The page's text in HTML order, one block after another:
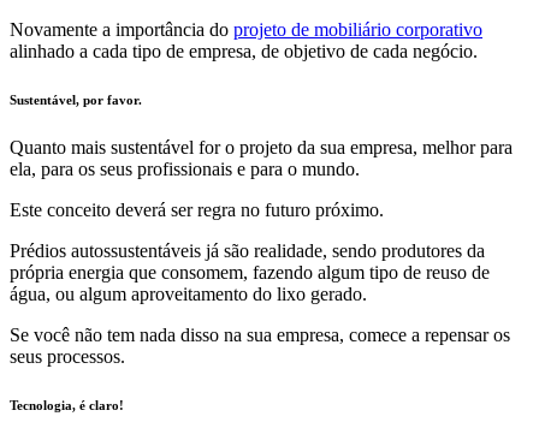
Novamente a importância do projeto de mobiliário corporativo
alinhado a cada tipo de empresa, de objetivo de cada negócio.
Sustentável, por favor.
Quanto mais sustentável for o projeto da sua empresa, melhor para
ela, para os seus profissionais e para o mundo.
Este conceito deverá ser regra no futuro próximo.
Prédios autossustentáveis já são realidade, sendo produtores da
própria energia que consomem, fazendo algum tipo de reuso de
água, ou algum aproveitamento do lixo gerado.
Se você não tem nada disso na sua empresa, comece a repensar os
seus processos.
Tecnologia, é claro!